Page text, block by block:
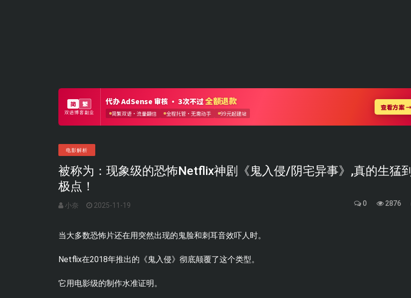
电影解析
被称为：现象级的恐怖Netflix神剧《鬼入侵/阴宅异事》,真的生猛到
极点！
小奈 2025-11-19 0 2876
当大多数恐怖片还在用突然出现的鬼脸和刺耳音效吓人时。
Netflix在2018年推出的《鬼入侵》彻底颠覆了这个类型。
它用电影级的制作水准证明。